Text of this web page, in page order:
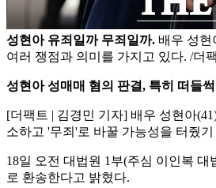
성현아 유죄일까 무죄일까. 배우 성현
여러 쟁점과 의미를 가지고 있다. /더
성현아 성매매 혐의 판결, 특히 떠들
[더팩트 | 김경민 기자] 배우 성현아
소하고 '무죄'로 바꿀 가능성을 터줬
18일 오전 대법원 1부(주심 이인복
로 환송한다고 밝혔다.